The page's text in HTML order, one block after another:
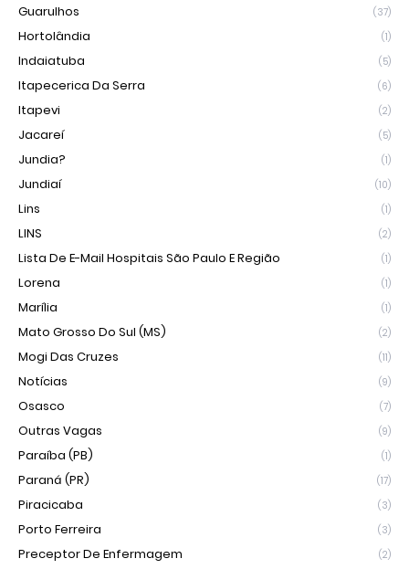
Guarulhos (37)
Hortolândia (1)
Indaiatuba (5)
Itapecerica Da Serra (6)
Itapevi (2)
Jacareí (5)
Jundia? (1)
Jundiaí (10)
Lins (1)
LINS (2)
Lista De E-Mail Hospitais São Paulo E Região (1)
Lorena (1)
Marília (1)
Mato Grosso Do Sul (MS) (2)
Mogi Das Cruzes (11)
Notícias (9)
Osasco (7)
Outras Vagas (9)
Paraíba (PB) (1)
Paraná (PR) (17)
Piracicaba (3)
Porto Ferreira (3)
Preceptor De Enfermagem (2)